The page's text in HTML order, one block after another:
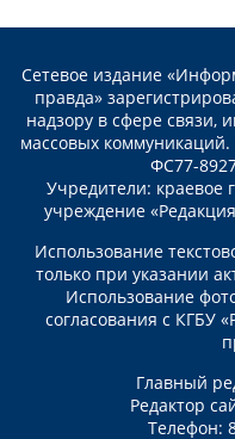
Сетевое издание
правда»
надзору в сфере связи,
массовых
ФС77-
Учредители: краевое
учреждение
Использование
только при указании
Использование
согласования с КГБУ
Главный
Редактор
Телефон: